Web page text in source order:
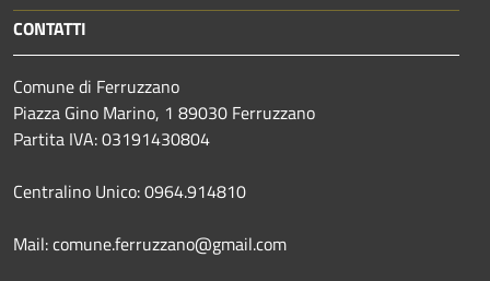
CONTATTI
Comune di Ferruzzano
Piazza Gino Marino, 1 89030 Ferruzzano
Partita IVA: 03191430804
Centralino Unico: 0964.914810
Mail: comune.ferruzzano@gmail.com